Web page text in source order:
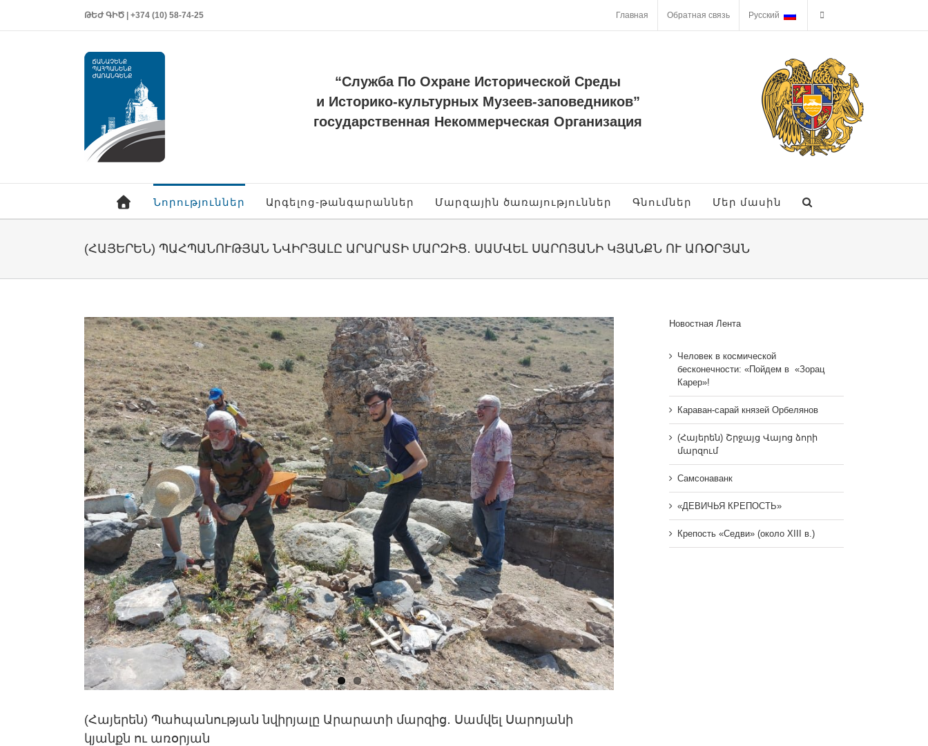
ԹԵԺ ԳԻԾ | +374 (10) 58-74-25 Главная Обратная связь Русский
“Служба По Охране Исторической Среды
и Историко-культурных Музеев-заповедников”
государственная Некоммерческая Организация
Նորություններ Արգելոց-թանգարաններ Մարզային ծառայություններ Գնումներ Մեր մասին
(ՀԱՅԵՐԵՆ) ՊԱՀՊԱՆՈՒԹՅԱՆ ՆՎԻՐՅԱԼԸ ԱՐԱՐԱՏԻ ՄԱՐԶԻՑ․ ՍԱՄՎԵԼ ՍԱՐՈՅԱՆԻ ԿՅԱՆՔՆ ՈՒ ԱՌՕՐՅԱՆ
View
Larger
Image
(Հայերեն) Պահպանության նվիրյալը Արարատի մարզից․ Սամվել Սարոյանի
կյանքն ու առօրյան
Новостная Лента
Человек в космической
бесконечности: «Пойдем в «Зорац
Карер»!
Караван-сарай князей Орбелянов
(Հայերեն) Շրջայց Վայոց ձորի
մարզում
Самсонаванк
«ДЕВИЧЬЯ КРЕПОСТЬ»
Крепость «Седви» (около XIII в.)